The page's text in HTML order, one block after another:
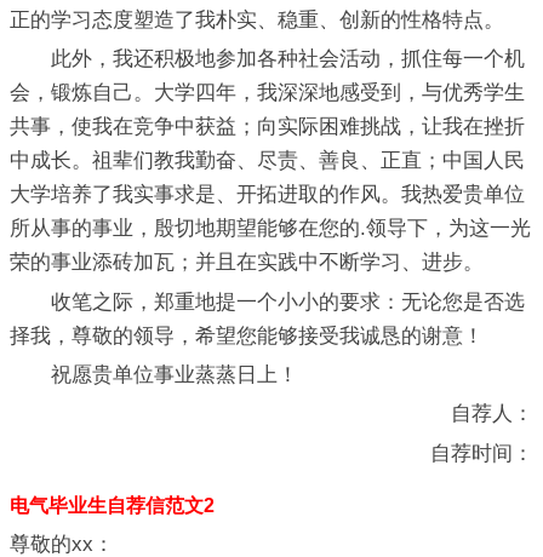
正的学习态度塑造了我朴实、稳重、创新的性格特点。
此外，我还积极地参加各种社会活动，抓住每一个机
会，锻炼自己。大学四年，我深深地感受到，与优秀学生
共事，使我在竞争中获益；向实际困难挑战，让我在挫折
中成长。祖辈们教我勤奋、尽责、善良、正直；中国人民
大学培养了我实事求是、开拓进取的作风。我热爱贵单位
所从事的事业，殷切地期望能够在您的.领导下，为这一光
荣的事业添砖加瓦；并且在实践中不断学习、进步。
收笔之际，郑重地提一个小小的要求：无论您是否选
择我，尊敬的领导，希望您能够接受我诚恳的谢意！
祝愿贵单位事业蒸蒸日上！
自荐人：
自荐时间：
电气毕业生自荐信范文2
尊敬的xx：